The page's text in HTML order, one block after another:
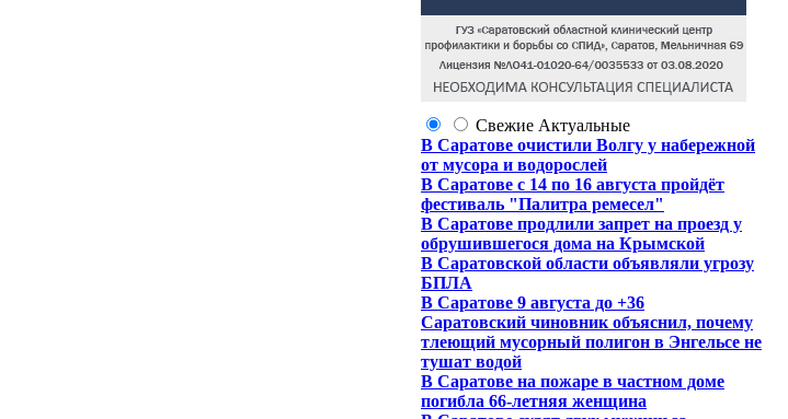
Свежие Актуальные
В Саратове очистили Волгу у набережной
от мусора и водорослей
В Саратове с 14 по 16 августа пройдёт
фестиваль "Палитра ремесел"
В Саратове продлили запрет на проезд у
обрушившегося дома на Крымской
В Саратовской области объявляли угрозу
БПЛА
В Саратове 9 августа до +36
Саратовский чиновник объяснил, почему
тлеющий мусорный полигон в Энгельсе не
тушат водой
В Саратове на пожаре в частном доме
погибла 66-летняя женщина